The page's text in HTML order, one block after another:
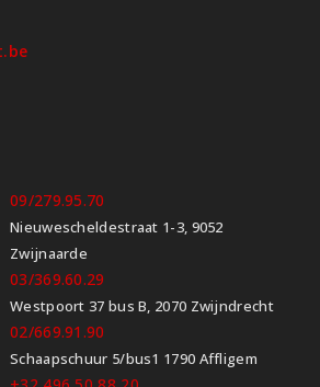
09/279.95.70
Nieuwescheldestraat 1-3, 9052
Zwijnaarde
03/369.60.29
Westpoort 37 bus B, 2070 Zwijndrecht
02/669.91.90
Schaapschuur 5/bus1 1790 Affligem